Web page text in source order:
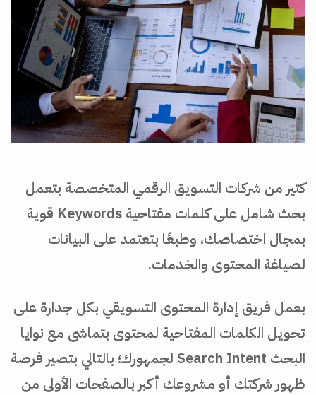
كتير من شركات التسويق الرقمي المتخصصة بتعمل
بحث شامل على كلمات مفتاحية Keywords قوية
بمجال اختصاصك، وطبعًا بتعتمد على البيانات
لصياغة المحتوى والخدمات.
بعمل فريق إدارة المحتوى التسويقي بكل جدارة على
تحويل الكلمات المفتاحية لمحتوى بتماشى مع نوايا
البحث Search Intent لجمهورك؛ بالتالي بتصير فرصة
ظهور شركتك أو مشروعك أكبر بالصفحات الأولى من